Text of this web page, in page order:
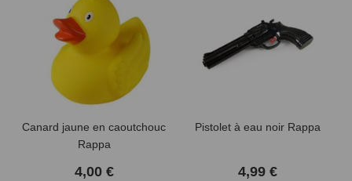
Canard jaune en caoutchouc
Rappa
4,00 €
Pistolet à eau noir Rappa
4,99 €